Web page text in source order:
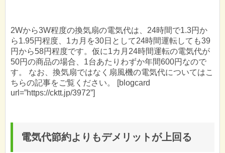
2Wから3W程度の換気扇の電気代は、24時間で1.3円か
ら1.95円程度、1カ月を30日として24時間運転しても39
円から58円程度です。仮に1カ月24時間運転の電気代が
50円の商品の場合、1台あたりわずか年間600円なので
す。 なお、換気扇ではなく扇風機の電気代についてはこ
ちらの記事をご覧ください。 [blogcard
url=”https://cktt.jp/3972”]
電気代節約よりもデメリットが上回る